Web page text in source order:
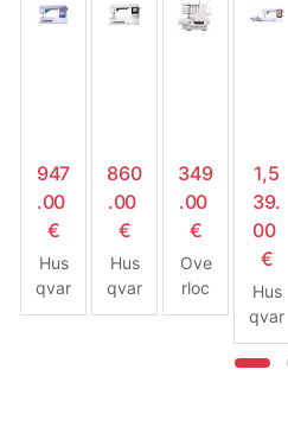
947
.00
€
Hus
qvar
na
860
.00
€
Hus
qvar
na
349
.00
€
Ove
rloc
k
1,5
39.
00
€
Hus
qvar
na
Desi